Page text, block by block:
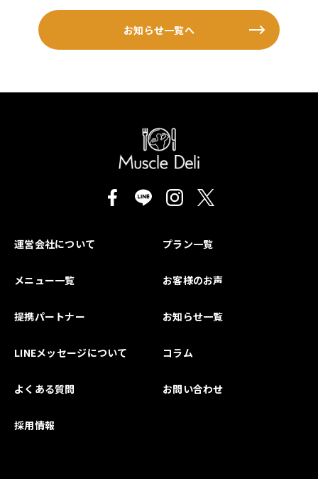
お知らせ一覧へ
運営会社について プラン一覧
メニュー一覧 お客様のお声
提携パートナー お知らせ一覧
LINEメッセージについて コラム
よくある質問 お問い合わせ
採用情報